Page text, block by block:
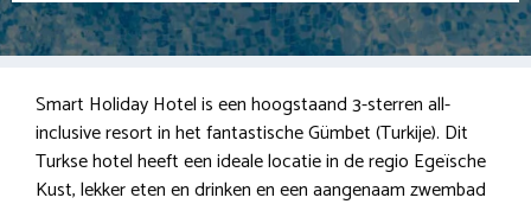
Smart Holiday Hotel is een hoogstaand 3-sterren all-
inclusive resort in het fantastische Gümbet (Turkije). Dit
Turkse hotel heeft een ideale locatie in de regio Egeïsche
Kust, lekker eten en drinken en een aangenaam zwembad